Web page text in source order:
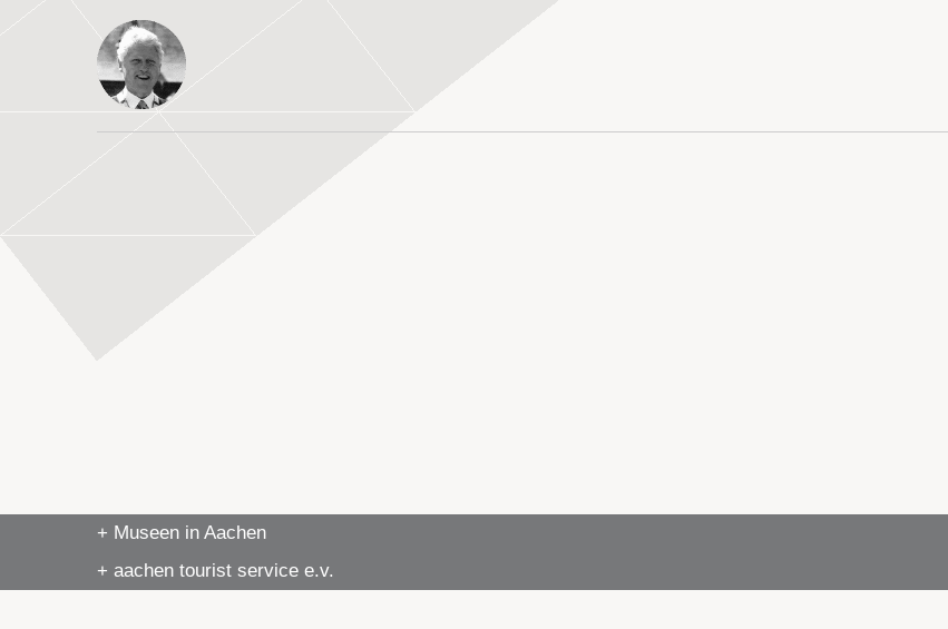
+ Museen in Aachen
+ aachen tourist service e.v.